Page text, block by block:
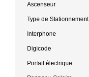
Ascenseur
Type de Stationnement
Interphone
Digicode
Portail électrique